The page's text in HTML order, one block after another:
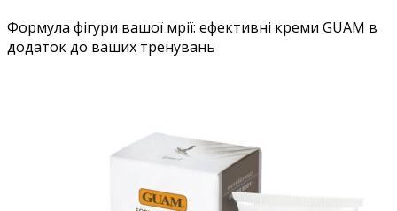
Формула фігури вашої мрії: ефективні креми GUAM в
додаток до ваших тренувань